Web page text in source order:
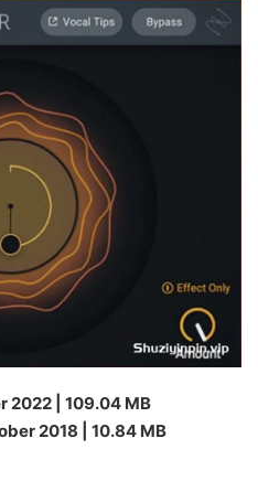
2022 | 109.04 MB
2018 | 10.84 MB